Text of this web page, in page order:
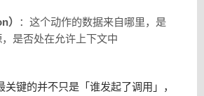
）
：这个动作的数据来自哪里，是
是否处在允许上下文中
键的并不只是「谁发起了调用」，